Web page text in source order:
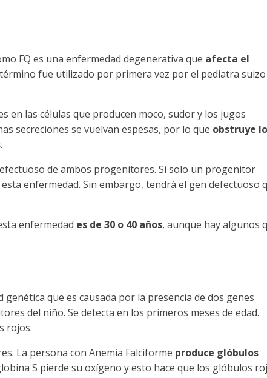
FQ es una enfermedad degenerativa que afecta el
fue utilizado por primera vez por el pediatra suizo
en las células que producen moco, sudor y los jugos
secreciones se vuelvan espesas, por lo que obstruye
.
de ambos progenitores. Si solo un progenitor
enfermedad. Sin embargo, tendrá el gen defectuoso
enfermedad es de 30 o 40 años, aunque hay algunos
que es causada por la presencia de dos genes
del niño. Se detecta en los primeros meses de edad.
rojos.
La persona con Anemia Falciforme produce glóbulos
S pierde su oxígeno y esto hace que los glóbulos